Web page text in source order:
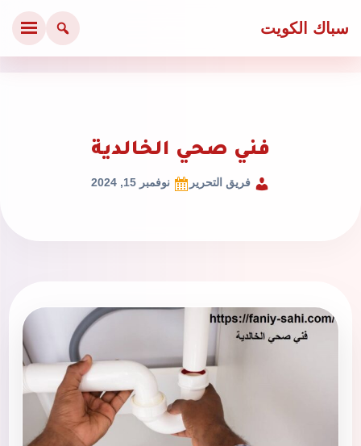
سباك الكويت
فني صحي الخالدية
فريق التحرير نوفمبر 15, 2024